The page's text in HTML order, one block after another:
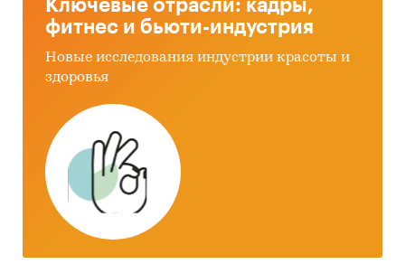
Ключевые отрасли: кадры,
фитнес и бьюти-индустрия
Новые исследования индустрии красоты и
здоровья